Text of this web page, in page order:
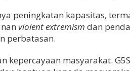
peningkatan kapasitas,
violent extremism dan
perbatasan.
kepercayaan masyarakat.